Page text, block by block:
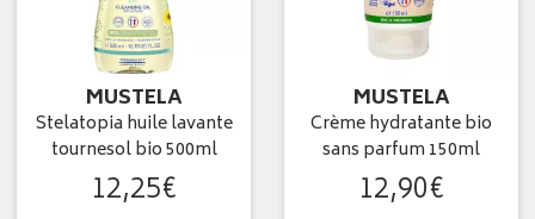
MUSTELA
Stelatopia huile lavante
tournesol bio 500ml
12,25€
MUSTELA
Crème hydratante bio
sans parfum 150ml
12,90€